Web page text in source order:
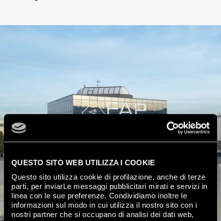
QUESTO SITO WEB UTILIZZA I COOKIE
Questo sito utilizza cookie di profilazione, anche di terze
parti, per inviarLe messaggi pubblicitari mirati e servizi in
linea con le sue preferenze. Condividiamo inoltre le
informazioni sul modo in cui utilizza il nostro sito con i
nostri partner che si occupano di analisi dei dati web,